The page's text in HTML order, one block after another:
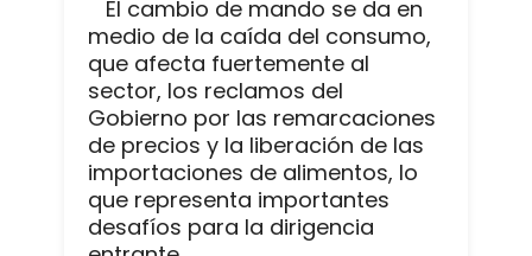
El cambio de mando se da en
medio de la caída del consumo,
que afecta fuertemente al
sector, los reclamos del
Gobierno por las remarcaciones
de precios y la liberación de las
importaciones de alimentos, lo
que representa importantes
desafíos para la dirigencia